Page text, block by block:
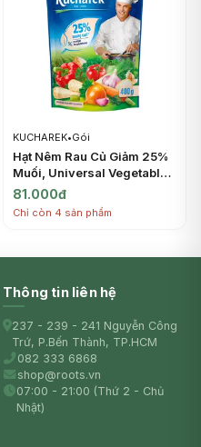
KUCHAREK•Gói
Hạt Nêm Rau Củ Giảm 25%
Muối, Universal Vegetable
Seasoning, 25% Less Salt
(400g) - KUCHAREK
81.000đ
Chỉ còn 4 sản phẩm
Thông tin liên hệ
237 - 239 - 241 Nguyễn Công
Trứ, P.Bến Thành, TP.HCM
082 333 6868
shop@roots.vn
07:00 - 21:00 (Thứ 2 - Chủ
Nhật)